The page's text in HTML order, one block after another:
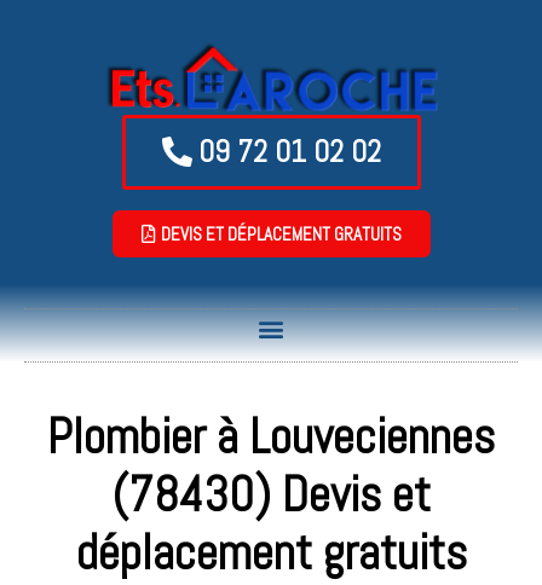
09 72 01 02 02
DEVIS ET DÉPLACEMENT GRATUITS
Plombier à Louveciennes
(78430) Devis et
déplacement gratuits